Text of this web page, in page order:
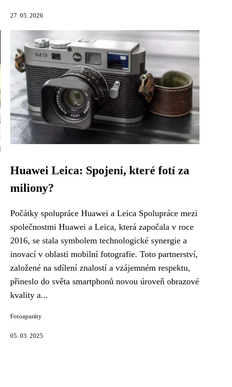
27. 05. 2026
Huawei Leica: Spojení, které fotí za
miliony?
Počátky spolupráce Huawei a Leica Spolupráce mezi
společnostmi Huawei a Leica, která započala v roce
2016, se stala symbolem technologické synergie a
inovací v oblasti mobilní fotografie. Toto partnerství,
založené na sdílení znalostí a vzájemném respektu,
přineslo do světa smartphonů novou úroveň obrazové
kvality a...
Fotoaparáty
05. 03. 2025